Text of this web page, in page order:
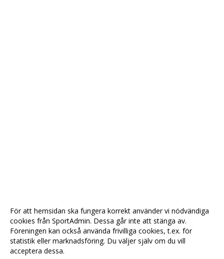
För att hemsidan ska fungera korrekt använder vi nödvändiga
cookies från SportAdmin. Dessa går inte att stänga av.
Föreningen kan också använda frivilliga cookies, t.ex. för
statistik eller marknadsföring. Du väljer själv om du vill
acceptera dessa.